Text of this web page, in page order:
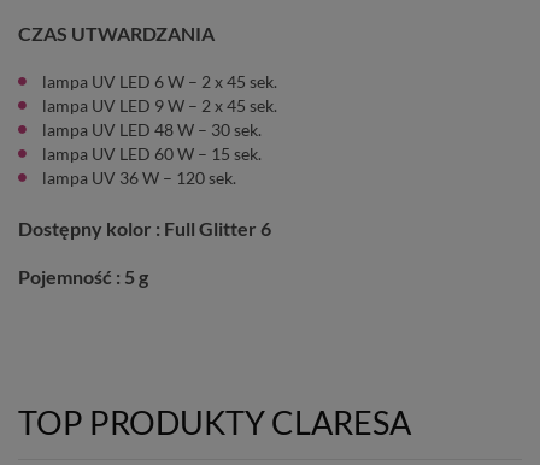
CZAS UTWARDZANIA
lampa UV LED 6 W – 2 x 45 sek.
lampa UV LED 9 W – 2 x 45 sek.
lampa UV LED 48 W – 30 sek.
lampa UV LED 60 W – 15 sek.
lampa UV 36 W – 120 sek.
Dostępny kolor : Full Glitter 6
Pojemność : 5 g
TOP PRODUKTY CLARESA